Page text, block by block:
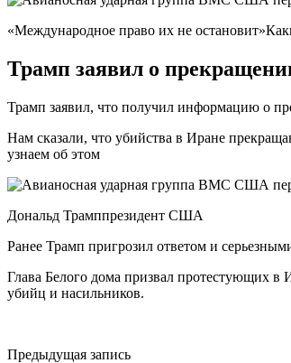
«Международное право их не
Трамп заявил о
Трамп заявил, что получил информацию о
Нам сказали, что убийства в Иране
узнаем об этом
Дональд Трамппрезидент США
Ранее Трамп пригрозил ответом и
Глава Белого дома призвал протестующих в
убийц и насильников.
Предыдущая запись